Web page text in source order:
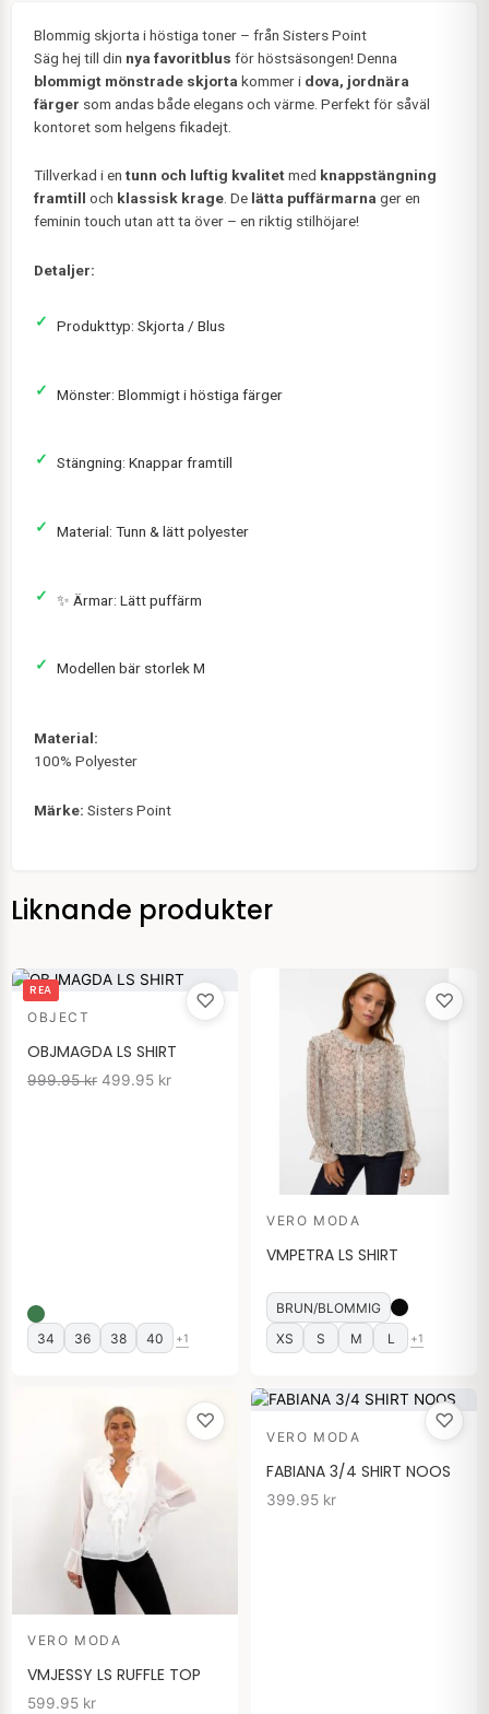
Blommig skjorta i höstiga toner – från Sisters Point
Säg hej till din nya favoritblus för höstsäsongen! Denna
blommigt mönstrade skjorta kommer i dova, jordnära
färger som andas både elegans och värme. Perfekt för såväl
kontoret som helgens fikadejt.
Tillverkad i en tunn och luftig kvalitetmed knappstängning
framtill och klassisk krage. De lätta puffärmarna ger en
feminin touch utan att ta över – en riktig stilhöjare!
Detaljer:
Produkttyp: Skjorta / Blus
Mönster: Blommigt i höstiga färger
Stängning: Knappar framtill
Material: Tunn & lätt polyester
✨ Ärmar: Lätt puffärm
Modellen bär storlek M
Material:
100% Polyester
Märke: Sisters Point
Liknande produkter
♡
REA
OBJECT
OBJMAGDA LS SHIRT
999.95kr
Det
var:
499.95 kr
Det
nuvarande
priset
är:
34 36 38 40 +1
♡
VERO MODA
VMPETRA LS SHIRT
BRUN/BLOMMIG
XS
S M L +1
♡
VERO MODA
VMJESSY LS RUFFLE TOP
599.95 kr
♡
VERO MODA
FABIANA 3/4 SHIRT NOOS
399.95 kr